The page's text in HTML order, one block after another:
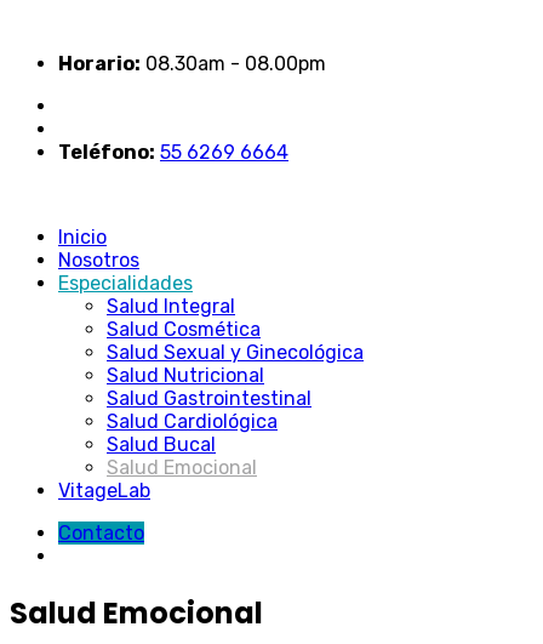
Horario: 08.30am - 08.00pm
Teléfono: 55 6269 6664
Inicio
Nosotros
Especialidades
Salud Integral
Salud Cosmética
Salud Sexual y Ginecológica
Salud Nutricional
Salud Gastrointestinal
Salud Cardiológica
Salud Bucal
Salud Emocional
VitageLab
Contacto
Salud Emocional